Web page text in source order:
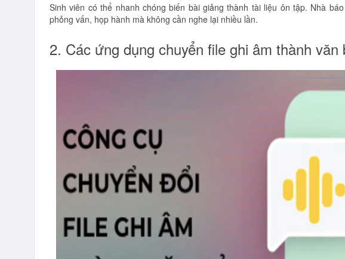
Sinh viên có thể nhanh chóng biến bài giảng thành tài liệu ôn tập. Nhà
phỏng vấn, họp hành mà không cần nghe lại nhiều lần.
2. Các ứng dụng chuyển file ghi âm thành văn